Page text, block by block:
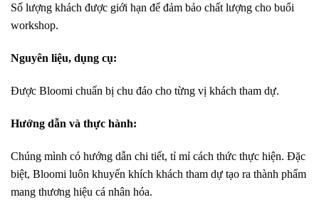
Số lượng khách được giới hạn để đảm bảo chất lượng cho buổi
workshop.
Nguyên liệu, dụng cụ:
Được Bloomi chuẩn bị chu đáo cho từng vị khách tham dự.
Hướng dẫn và thực hành:
Chúng mình có hướng dẫn chi tiết, tỉ mỉ cách thức thực hiện. Đặc
biệt, Bloomi luôn khuyến khích khách tham dự tạo ra thành phẩm
mang thương hiệu cá nhân hóa.